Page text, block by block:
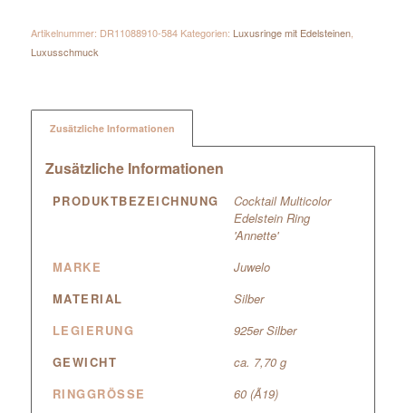
Artikelnummer: DR11088910-584 Kategorien: Luxusringe mit Edelsteinen,
Luxusschmuck
Zusätzliche Informationen
Zusätzliche Informationen
PRODUKTBEZEICHNUNG
Cocktail Multicolor
Edelstein Ring
'Annette'
MARKE
Juwelo
MATERIAL
Silber
LEGIERUNG
925er Silber
GEWICHT
ca. 7,70 g
RINGGRÖSSE
60 (Ã19)